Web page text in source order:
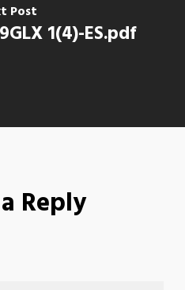
Post
1(4)-ES.pdf
Reply